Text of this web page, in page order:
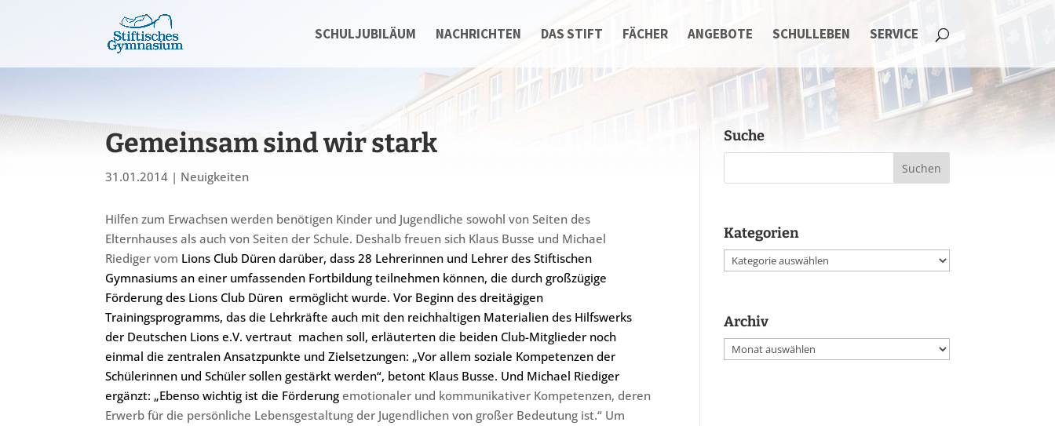
SCHULJUBILÄUM NACHRICHTEN DAS STIFT FÄCHER ANGEBOTE SCHULLEBEN SERVICE
Gemeinsam sind wir stark
31.01.2014 | Neuigkeiten
Hilfen zum Erwachsen werden benötigen Kinder und Jugendliche sowohl von Seiten des
Elternhauses als auch von Seiten der Schule. Deshalb freuen sich Klaus Busse und Michael
Riediger vom Lions Club Düren darüber, dass 28 Lehrerinnen und Lehrer des Stiftischen
Gymnasiums an einer umfassenden Fortbildung teilnehmen können, die durch großzügige
Förderung des Lions Club Düren ermöglicht wurde. Vor Beginn des dreitägigen
Trainingsprogramms, das die Lehrkräfte auch mit den reichhaltigen Materialien des Hilfswerks
der Deutschen Lions e.V. vertraut machen soll, erläuterten die beiden Club-Mitglieder noch
einmal die zentralen Ansatzpunkte und Zielsetzungen: „Vor allem soziale Kompetenzen der
Schülerinnen und Schüler sollen gestärkt werden“, betont Klaus Busse. Und Michael Riediger
ergänzt: „Ebenso wichtig ist die Förderungemotionaler und kommunikativer Kompetenzen, deren
Erwerb für die persönliche Lebensgestaltung der Jugendlichen von großer Bedeutung ist.“ Um
Suche
Kategorien
Kategorien
Archiv
Archiv